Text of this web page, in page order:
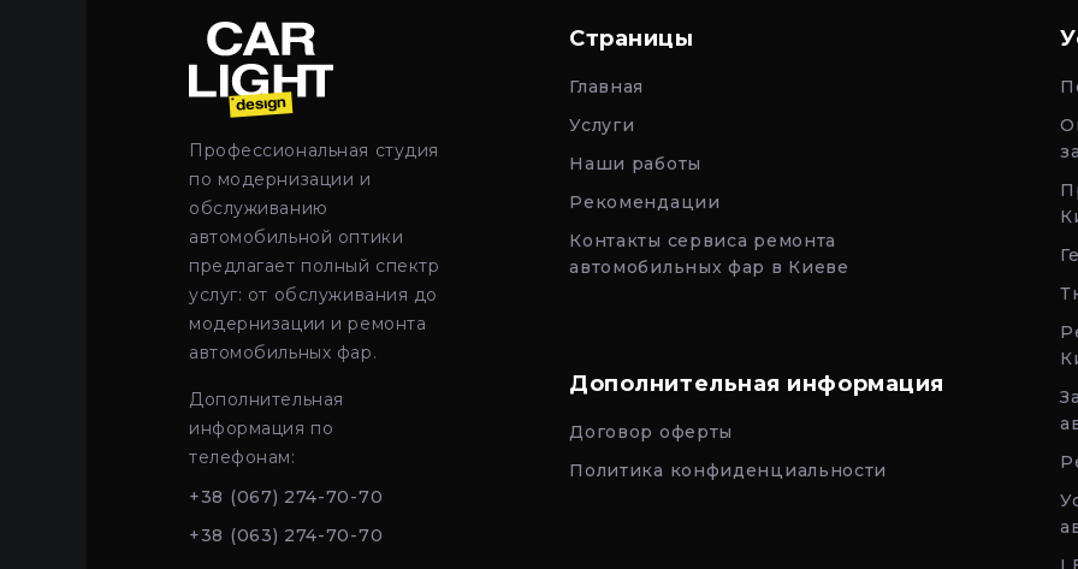
Профессиональная студия
по модернизации и
обслуживанию
автомобильной оптики
предлагает полный спектр
услуг: от обслуживания до
модернизации и ремонта
автомобильных фар.
Дополнительная
информация по
телефонам:
+38 (067) 274-70-70
+38 (063) 274-70-70
Страницы
Главная
Услуги
Наши работы
Рекомендации
Контакты сервиса ремонта
автомобильных фар в Киеве
Дополнительная информация
Договор оферты
Политика конфиденциальности